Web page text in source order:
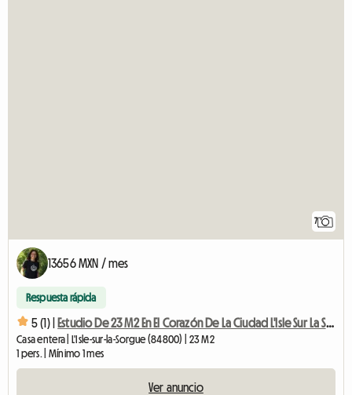
7
13656 MXN / mes
Respuesta rápida
5 (1) | Estudio De 23 M2 En El Corazón De La Ciudad L'Isle Sur La Sorgue
Casa entera | L'Isle-sur-la-Sorgue (84800) | 23 M2
1 pers. | Mínimo 1 mes
Ver anuncio